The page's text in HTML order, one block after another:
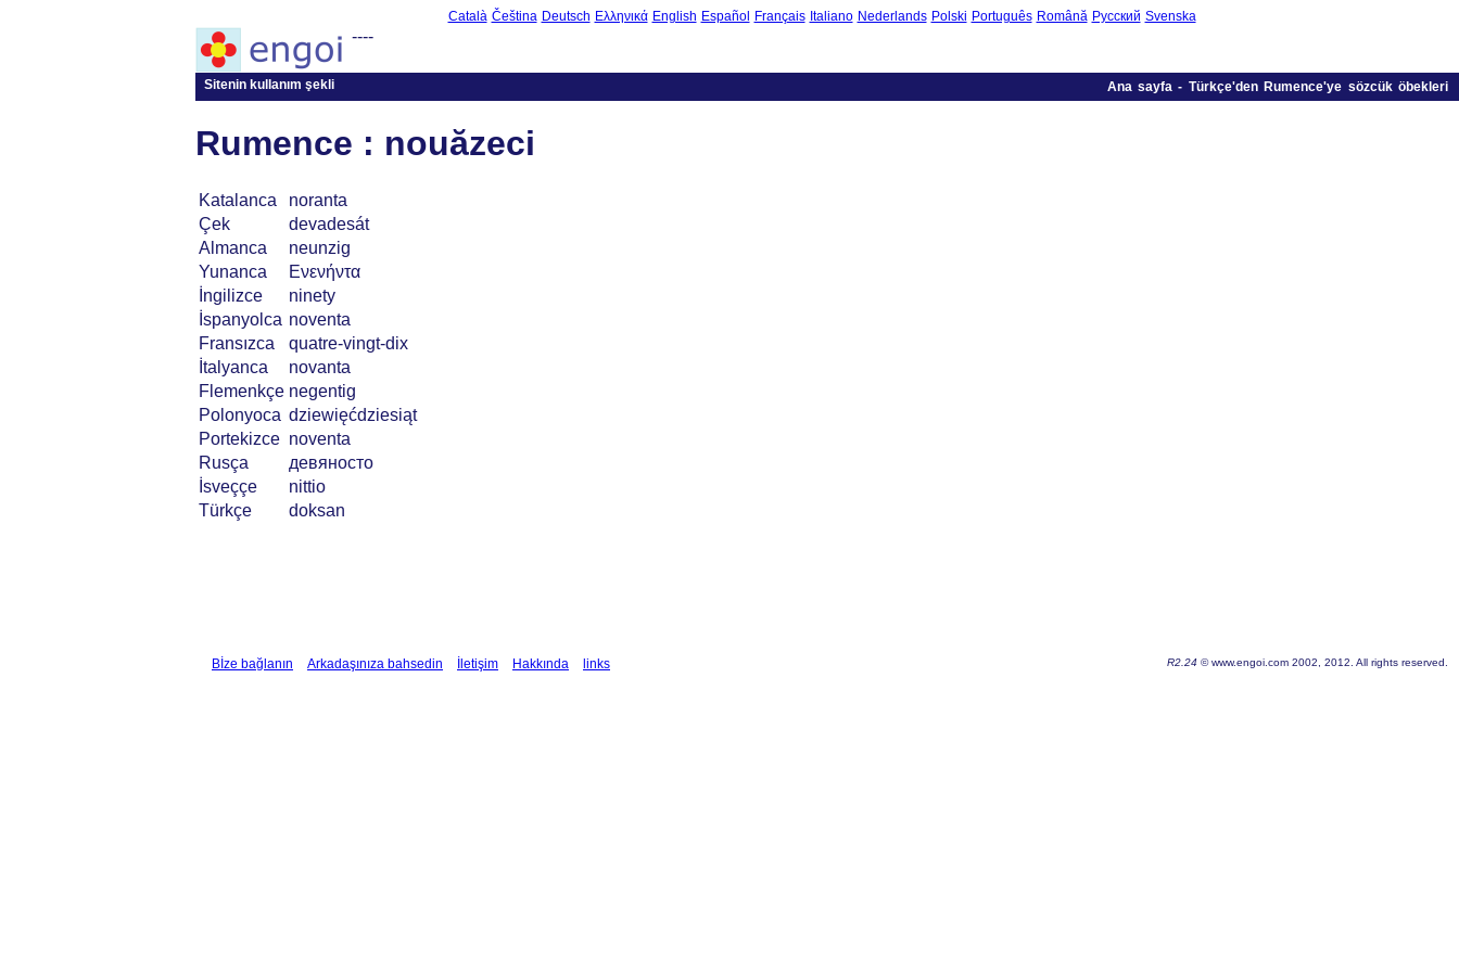
Català Čeština Deutsch Ελληνικά English Español Français Italiano Nederlands Polski Português Română Русский Svenska
----
Sitenin kullanım şekli Ana sayfa- Türkçe'den Rumence'ye sözcük öbekleri
Rumence : nouăzeci
Katalanca
noranta
Çek
devadesát
Almanca
neunzig
Yunanca
Ενενήντα
İngilizce
ninety
İspanyolca noventa
Fransızca
quatre-vingt-dix
İtalyanca
novanta
Flemenkçe negentig
Polonyoca dziewięćdziesiąt
Portekizce noventa
Rusça
девяносто
İsveççe
nittio
Türkçe
doksan
Bİze bağlanın Arkadaşınıza bahsedin İletişim Hakkında links R2.24 © www.engoi.com 2002, 2012. All rights reserved.